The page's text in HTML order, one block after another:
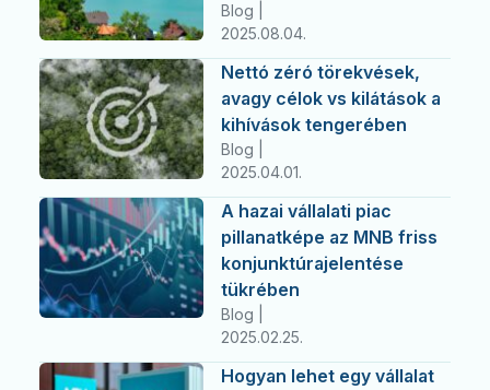
Blog |
2025.08.04.
Nettó zéró törekvések,
avagy célok vs kilátások a
kihívások tengerében
Blog |
2025.04.01.
A hazai vállalati piac
pillanatképe az MNB friss
konjunktúrajelentése
tükrében
Blog |
2025.02.25.
Hogyan lehet egy vállalat